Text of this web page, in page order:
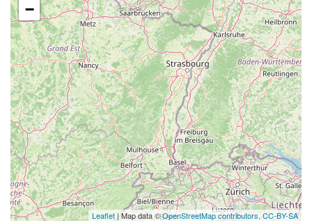
−
Leaflet | Map data ©OpenStreetMap contributors,CC-BY-SA